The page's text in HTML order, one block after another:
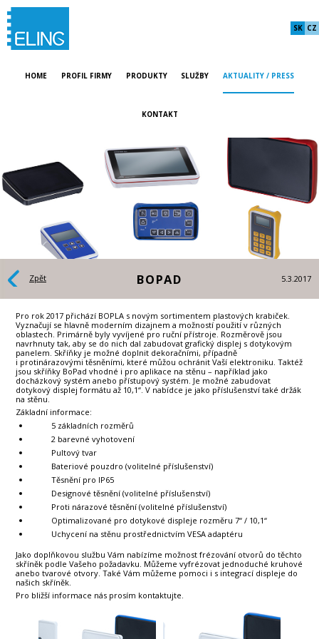
SK CZ
HOME PROFIL FIRMY PRODUKTY SLUŽBY AKTUALITY / PRESS
KONTAKT
Zpět 5.3.2017
BOPAD
Pro rok 2017 přichází BOPLA s novým sortimentem plastových krabiček.
Vyznačují se hlavně moderním dizajnem a možností použití v různých
oblastech. Primárně byly vyvíjené pro ruční přístroje. Rozměrově jsou
navrhnuty tak, aby se do nich dal zabudovat grafický displej s dotykovým
panelem. Skříňky je možné doplnit dekoračními, případně
i protinárazovými těsněními, které můžou ochránit Vaší elektroniku. Taktéž
jsou skříňky BoPad vhodné i pro aplikace na stěnu – například jako
docházkový systém anebo přístupový systém. Je možné zabudovat
dotykový displej formátu až 10,1“. V nabídce je jako příslušenství také držák
na stěnu.
Základní informace:
5 základních rozměrů
2 barevné vyhotovení
Pultový tvar
Bateriové pouzdro (volitelné příslušenství)
Těsnění pro IP65
Designové těsnění (volitelné příslušenství)
Proti nárazové těsnění (volitelné příslušenství)
Optimalizované pro dotykové displeje rozměru 7“ / 10,1“
Uchycení na stěnu prostřednictvím VESA adaptéru
Jako doplňkovou službu Vám nabízíme možnost frézování otvorů do těchto
skříněk podle Vašeho požadavku. Můžeme vyfrézovat jednoduché kruhové
anebo tvarové otvory. Také Vám můžeme pomoci i s integrací displeje do
našich skříněk.
Pro bližší informace nás prosím kontaktujte.